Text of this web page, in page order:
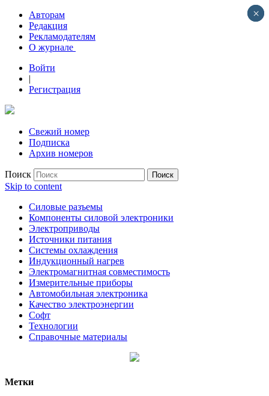
Авторам
Редакция
Рекламодателям
О журнале
Войти
|
Регистрация
Свежий номер
Подписка
Архив номеров
Поиск
Skip to content
Силовые разъемы
Компоненты силовой электроники
Электроприводы
Источники питания
Системы охлаждения
Индукционный нагрев
Электромагнитная совместимость
Измерительные приборы
Автомобильная электроника
Качество электроэнергии
Софт
Технологии
Справочные материалы
Метки
×
×